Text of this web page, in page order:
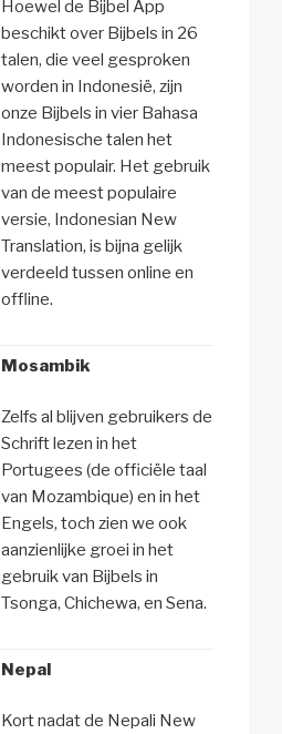
Hoewel de Bijbel App
beschikt over Bijbels in 26
talen, die veel gesproken
worden in Indonesië, zijn
onze Bijbels in vier Bahasa
Indonesische talen het
meest populair. Het gebruik
van de meest populaire
versie, Indonesian New
Translation, is bijna gelijk
verdeeld tussen online en
offline.
Mosambik
Zelfs al blijven gebruikers de
Schrift lezen in het
Portugees (de officiële taal
van Mozambique) en in het
Engels, toch zien we ook
aanzienlijke groei in het
gebruik van Bijbels in
Tsonga, Chichewa, en Sena.
Nepal
Kort nadat de Nepali New